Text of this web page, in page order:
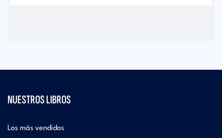
NUESTROS LIBROS
Los más vendidos